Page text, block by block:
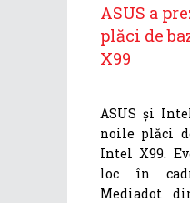
ASUS a
plăci de
X99
ASUS și
noile plăci
Intel X99.
loc în
Mediadot